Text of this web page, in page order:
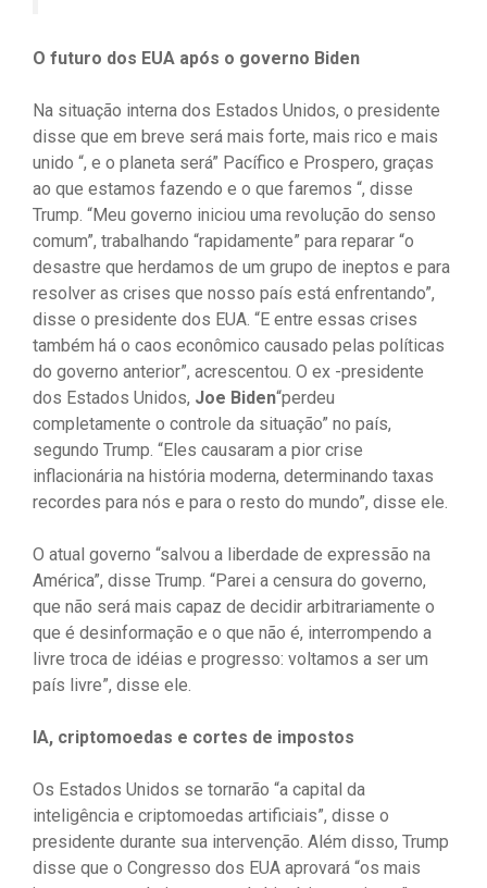
O futuro dos EUA após o governo Biden
Na situação interna dos Estados Unidos, o presidente
disse que em breve será mais forte, mais rico e mais
unido “, e o planeta será” Pacífico e Prospero, graças
ao que estamos fazendo e o que faremos “, disse
Trump. “Meu governo iniciou uma revolução do senso
comum”, trabalhando “rapidamente” para reparar “o
desastre que herdamos de um grupo de ineptos e para
resolver as crises que nosso país está enfrentando”,
disse o presidente dos EUA. “E entre essas crises
também há o caos econômico causado pelas políticas
do governo anterior”, acrescentou. O ex -presidente
dos Estados Unidos, Joe Biden“perdeu
completamente o controle da situação” no país,
segundo Trump. “Eles causaram a pior crise
inflacionária na história moderna, determinando taxas
recordes para nós e para o resto do mundo”, disse ele.
O atual governo “salvou a liberdade de expressão na
América”, disse Trump. “Parei a censura do governo,
que não será mais capaz de decidir arbitrariamente o
que é desinformação e o que não é, interrompendo a
livre troca de idéias e progresso: voltamos a ser um
país livre”, disse ele.
IA, criptomoedas e cortes de impostos
Os Estados Unidos se tornarão “a capital da
inteligência e criptomoedas artificiais”, disse o
presidente durante sua intervenção. Além disso, Trump
disse que o Congresso dos EUA aprovará “os mais